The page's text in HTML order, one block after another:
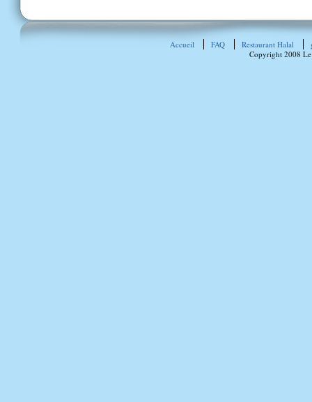
Accueil FAQ Restaurant Halal
Copyright 2008